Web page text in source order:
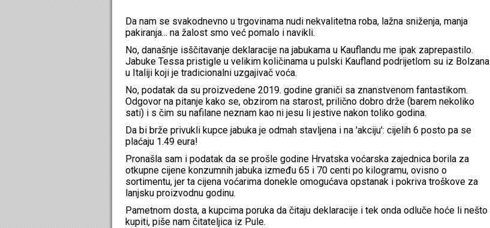
Da nam se svakodnevno u trgovinama nudi nekvalitetna roba, lažna sniženja, manja
pakiranja... na žalost smo već pomalo i navikli.
No, današnje isščitavanje deklaracije na jabukama u Kauflandu me ipak zaprepastilo.
Jabuke Tessa pristigle u velikim količinama u pulski Kaufland podrijetlom su iz Bolzana
u Italiji koji je tradicionalni uzgajivač voća.
No, podatak da su proizvedene 2019. godine graniči sa znanstvenom fantastikom.
Odgovor na pitanje kako se, obzirom na starost, prilično dobro drže (barem nekoliko
sati) i s čim su nafilane neznam kao ni jesu li jestive nakon toliko godina.
Da bi brže privukli kupce jabuka je odmah stavljena i na 'akciju': cijelih 6 posto pa se
plaćaju 1.49 eura!
Pronašla sam i podatak da se prošle godine Hrvatska voćarska zajednica borila za
otkupne cijene konzumnih jabuka između 65 i 70 centi po kilogramu, ovisno o
sortimentu, jer ta cijena voćarima donekle omogućava opstanak i pokriva troškove za
lanjsku proizvodnu godinu.
Pametnom dosta, a kupcima poruka da čitaju deklaracije i tek onda odluče hoće li nešto
kupiti, piše nam čitateljica iz Pule.